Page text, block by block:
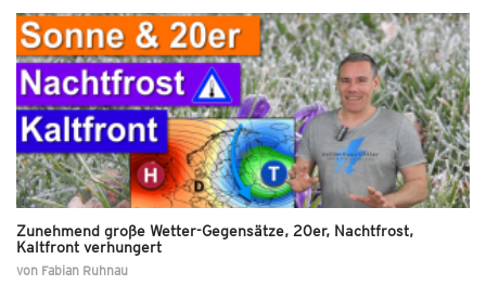
Zunehmend große Wetter-Gegensätze, 20er, Nachtfrost,
Kaltfront verhungert
von Fabian Ruhnau